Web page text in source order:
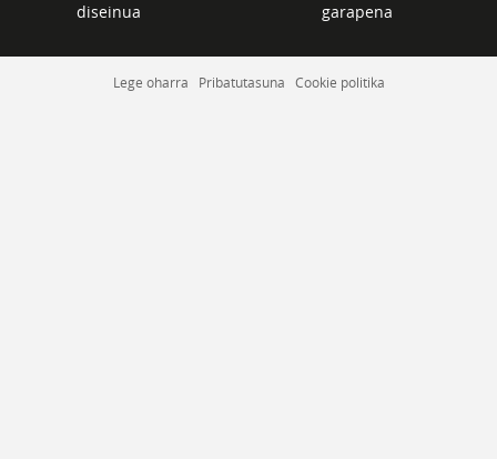
diseinua garapena
Lege oharra Pribatutasuna Cookie politika